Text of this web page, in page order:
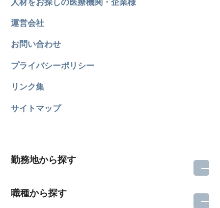
運営会社
お問い合わせ
プライバシーポリシー
リンク集
サイトマップ
勤務地から探す
職種から探す